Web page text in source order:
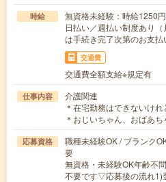
時給
無資格未経験：時給
日払い／週払い制度あり
は手続き完了次第のお支払
交通費
交通費全額支給※規定有
仕事内容
介護関連
＊在宅勤務はできないけ
＊おじいちゃん、おばあ
応募資格
職種未経験OK / ブランク
要
無資格・未経験OK年齢不
不要です▽応募後の流れ